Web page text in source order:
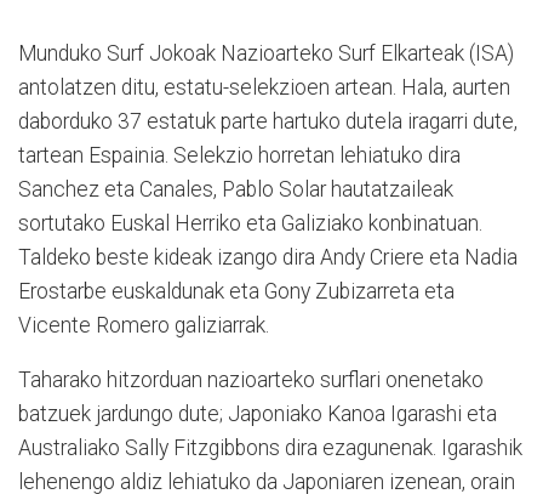
Munduko Surf Jokoak Nazioarteko Surf Elkarteak (ISA)
antolatzen ditu, estatu-selekzioen artean. Hala, aurten
daborduko 37 estatuk parte hartuko dutela iragarri dute,
tartean Espainia. Selekzio horretan lehiatuko dira
Sanchez eta Canales, Pablo Solar hautatzaileak
sortutako Euskal Herriko eta Galiziako konbinatuan.
Taldeko beste kideak izango dira Andy Criere eta Nadia
Erostarbe euskaldunak eta Gony Zubizarreta eta
Vicente Romero galiziarrak.
Taharako hitzorduan nazioarteko surflari onenetako
batzuek jardungo dute; Japoniako Kanoa Igarashi eta
Australiako Sally Fitzgibbons dira ezagunenak. Igarashik
lehenengo aldiz lehiatuko da Japoniaren izenean, orain